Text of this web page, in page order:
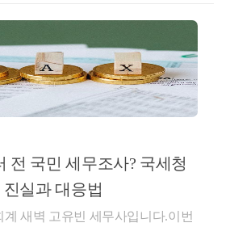
지역도 어제까지 예상하던 것보다
강력합니다.조정대상지역 + 투기
래허가구역 추가 지정※ 서울 25개
시, 광명시, 성남시(분당구, 수정
(영통구, 장안구, 팔달구), 안양시(동
구), 의왕시, 하남시☞ 주담대 LTV
택자 0%, 대출한도 2~6억☞ 전세대
지☞ 신용대출 1억 원 초과 보유 시
주택 구입 제한☞ 다주택자 취득
전 국민 세무조사? 국세청
실과 대응법
새벽 고유빈 세무사입니다.이번